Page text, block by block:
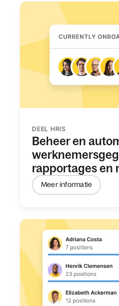
DEEL HRIS
Beheer en
rapportages en
Meer informatie